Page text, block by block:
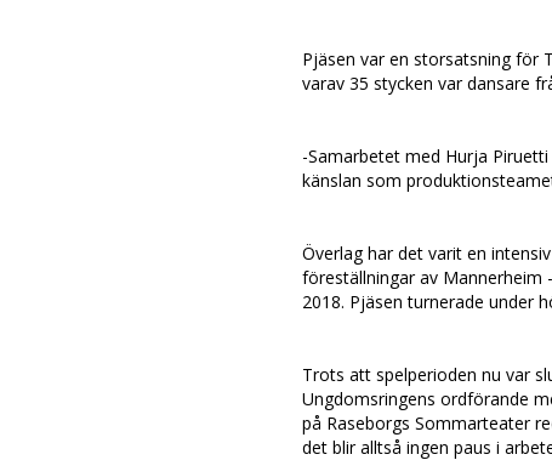
Pjäsen var en storsatsning för
varav 35 stycken var dansare
-Samarbetet med Hurja
känslan som
Överlag har det varit en
föreställningar av Mannerheim
2018. Pjäsen turnerade under
Trots att spelperioden nu var
Ungdomsringens ordförande
på Raseborgs Sommarteater
det blir alltså ingen paus i